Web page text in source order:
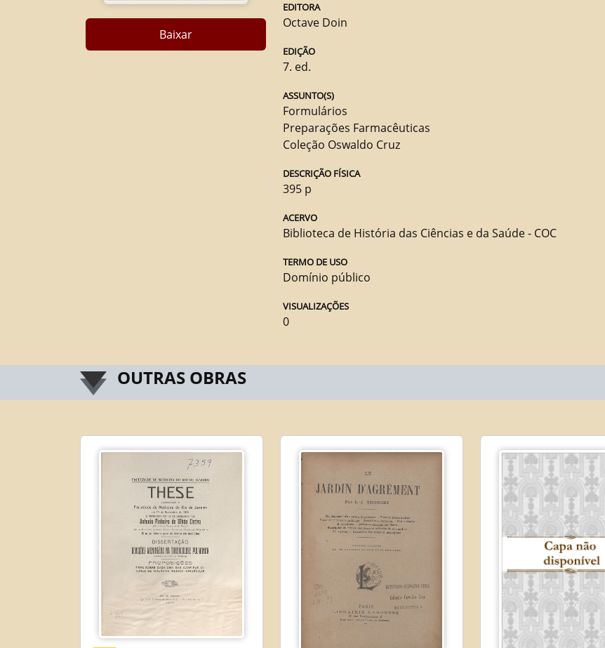
Baixar
EDITORA
Octave Doin
EDIÇÃO
7. ed.
ASSUNTO(S)
Formulários
Preparações Farmacêuticas
Coleção Oswaldo Cruz
DESCRIÇÃO FÍSICA
395 p
ACERVO
Biblioteca de História das Ciências e da Saúde - COC
TERMO DE USO
Domínio público
VISUALIZAÇÕES
0
OUTRAS OBRAS